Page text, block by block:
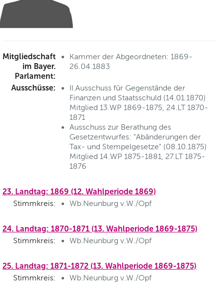
Mitgliedschaft
im Bayer.
Parlament:
Kammer der Abgeordneten: 1869-
26.04.1883
Ausschüsse:
II.Ausschuss für Gegenstände der
Finanzen und Staatsschuld (14.01.1870)
Mitglied 13.WP 1869-1875, 24.LT 1870-
1871
Ausschuss zur Berathung des
Gesetzentwurfes: "Abänderungen der
Tax- und Stempelgesetze" (08.10.1875)
Mitglied 14.WP 1875-1881, 27.LT 1875-
1876
23. Landtag: 1869 (12. Wahlperiode 1869)
Stimmkreis: Wb.Neunburg v.W./Opf
24. Landtag: 1870-1871 (13. Wahlperiode 1869-1875)
Stimmkreis: Wb.Neunburg v.W./Opf
25. Landtag: 1871-1872 (13. Wahlperiode 1869-1875)
Stimmkreis: Wb.Neunburg v.W./Opf